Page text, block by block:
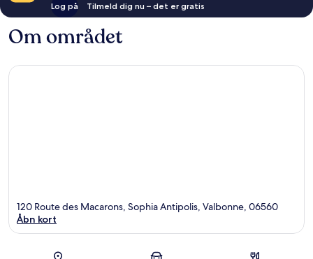
Log på Tilmeld dig nu – det er gratis
Om området
120 Route des Macarons, Sophia Antipolis, Valbonne, 06560
Åbn kort